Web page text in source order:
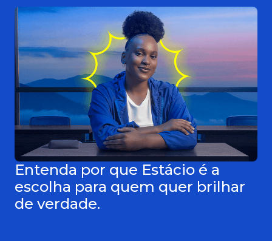
Entenda por que Estácio é a
escolha para quem quer brilhar
de verdade.